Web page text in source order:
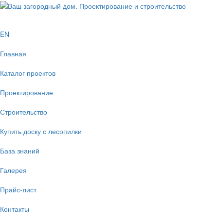
EN
Главная
Каталог проектов
Проектирование
Строительство
Купить доску с лесопилки
База знаний
Галерея
Прайс-лист
Контакты